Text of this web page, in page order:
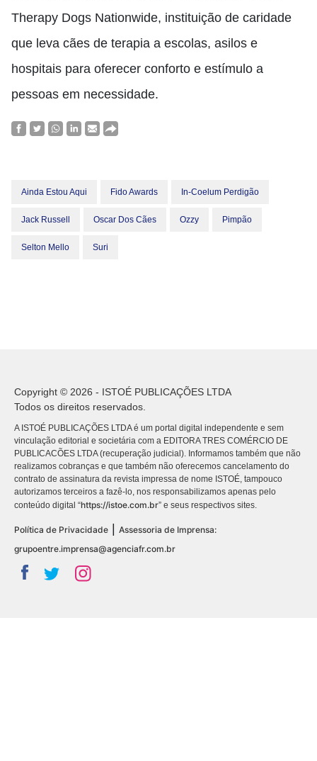
Therapy Dogs Nationwide, instituição de caridade
que leva cães de terapia a escolas, asilos e
hospitais para oferecer conforto e estímulo a
pessoas em necessidade.
Ainda Estou Aqui Fido Awards In-Coelum Perdigão
Jack Russell Oscar Dos Cães Ozzy Pimpão
Selton Mello Suri
Copyright © 2026 - ISTOÉ PUBLICAÇÕES LTDA
Todos os direitos reservados.
A ISTOÉ PUBLICAÇÕES LTDA é um portal digital independente e sem
vinculação editorial e societária com a EDITORA TRES COMÉRCIO DE
PUBLICACÕES LTDA (recuperação judicial). Informamos também que não
realizamos cobranças e que também não oferecemos cancelamento do
contrato de assinatura da revista impressa de nome ISTOÉ, tampouco
autorizamos terceiros a fazê-lo, nos responsabilizamos apenas pelo
conteúdo digital “https://istoe.com.br” e seus respectivos sites.
Política de Privacidade
Assessoria de Imprensa:
grupoentre.imprensa@agenciafr.com.br